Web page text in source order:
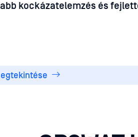
kockázatelemzés és